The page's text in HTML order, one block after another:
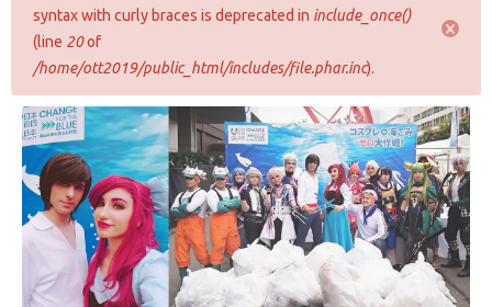
syntax with curly braces is deprecated in include_once()
(line 20of
/home/ott2019/public_html/includes/file.phar.inc).